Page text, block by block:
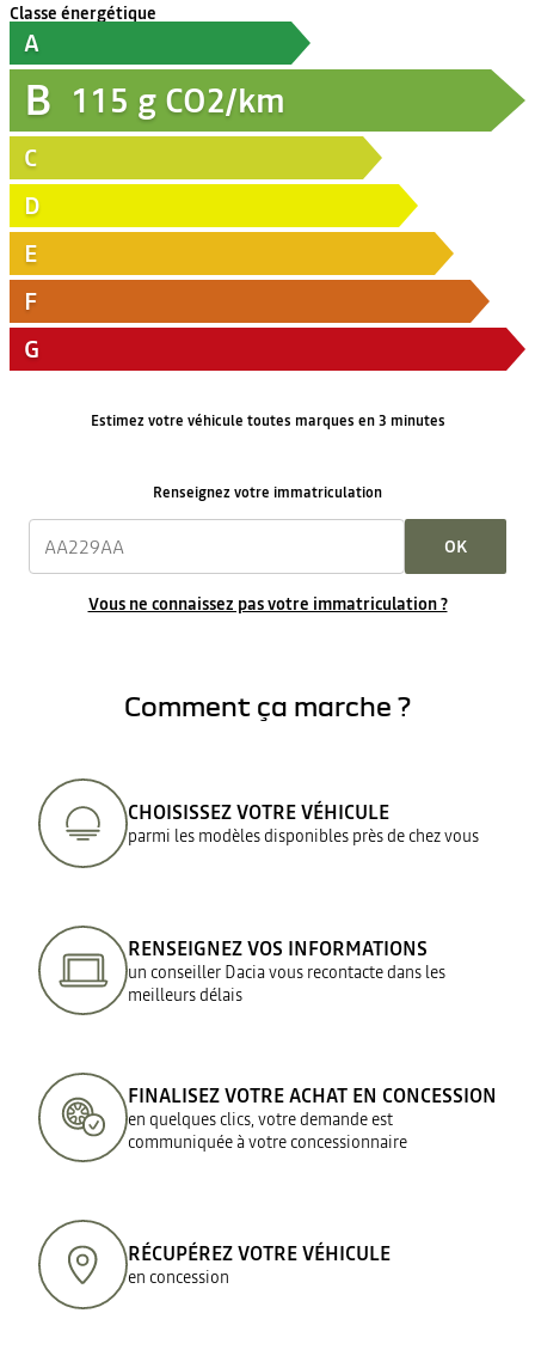
Classe énergétique
A
B 115 g CO2/km
C
D
E
F
G
Estimez votre véhicule toutes marques en 3 minutes
Renseignez votre immatriculation
OK
Vous ne connaissez pas votre immatriculation ?
Comment ça marche ?
CHOISISSEZ VOTRE VÉHICULE
parmi les modèles disponibles près de chez vous
RENSEIGNEZ VOS INFORMATIONS
un conseiller Dacia vous recontacte dans les
meilleurs délais
FINALISEZ VOTRE ACHAT EN CONCESSION
en quelques clics, votre demande est
communiquée à votre concessionnaire
RÉCUPÉREZ VOTRE VÉHICULE
en concession